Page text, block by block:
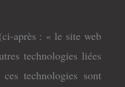
après : « le site web
technologies liées
technologies sont